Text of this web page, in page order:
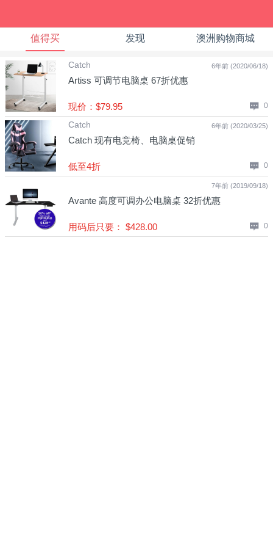
值得买 发现 澳洲购物商城
6年前 (2020/06/18)
Catch
Artiss 可调节电脑桌 67折优惠
现价：$79.95 0
6年前 (2020/03/25)
Catch
Catch 现有电竞椅、电脑桌促销
低至4折 0
7年前 (2019/09/18)
Avante 高度可调办公电脑桌 32折优惠
用码后只要： $428.00 0